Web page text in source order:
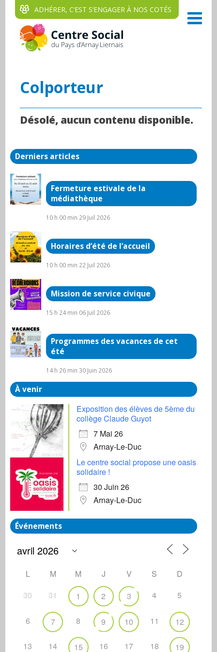
ADHÉRER, C‘EST S‘ENGAGER À NOS COTÉS
Colporteur
Désolé, aucun contenu disponible.
Derniers articles
Fermeture estivale de la
médiathèque
10 h 00 min 29 Juil 2026
Horaires d’été de l’accueil
10 h 00 min 22 Juil 2026
Mission de service civique
15 h 24 min 06 Juil 2026
Programmes des vacances de cet
été
14 h 26 min 30 Juin 2026
À venir
Exposition des élèves de 5ème du
collège Claude Guyot
7 Mai 26
Arnay-Le-Duc
Le centre social propose une oasis
solidaire !
30 Juin 26
Arnay-Le-Duc
Événements
L M M J V S
D
30
31 1 2 3 4 5
6 7 8 9 10 11 12
13 14 15 16 17 18 19